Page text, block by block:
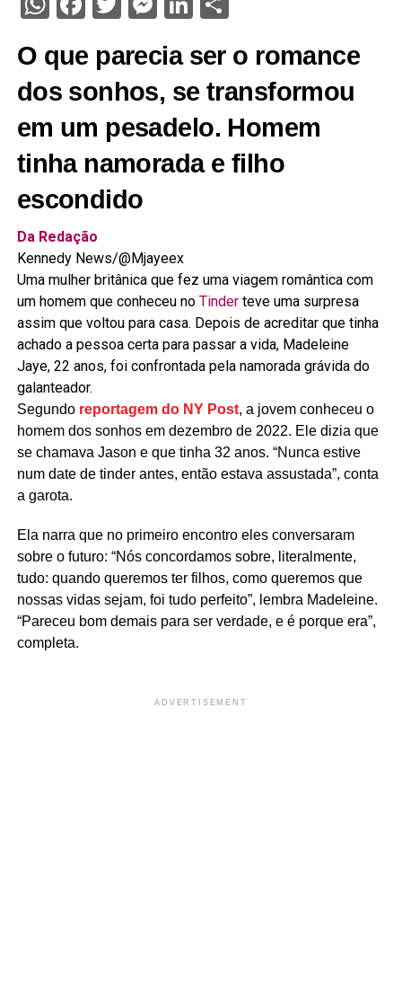
O que parecia ser o romance
dos sonhos, se transformou
em um pesadelo. Homem
tinha namorada e filho
escondido
Da Redação
Kennedy News/@Mjayeex
Uma mulher britânica que fez uma viagem romântica com
um homem que conheceu no Tinderteve uma surpresa
assim que voltou para casa. Depois de acreditar que tinha
achado a pessoa certa para passar a vida, Madeleine
Jaye, 22 anos, foi confrontada pela namorada grávida do
galanteador.
Segundo reportagem do NY Post, a jovem conheceu o
homem dos sonhos em dezembro de 2022. Ele dizia que
se chamava Jason e que tinha 32 anos. “Nunca estive
num date de tinder antes, então estava assustada”, conta
a garota.
Ela narra que no primeiro encontro eles conversaram
sobre o futuro: “Nós concordamos sobre, literalmente,
tudo: quando queremos ter filhos, como queremos que
nossas vidas sejam, foi tudo perfeito”, lembra Madeleine.
“Pareceu bom demais para ser verdade, e é porque era”,
completa.
ADVERTISEMENT